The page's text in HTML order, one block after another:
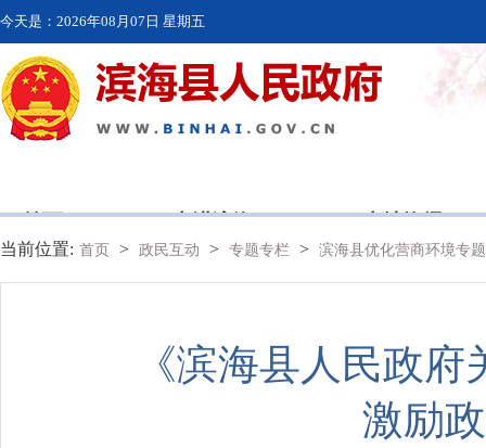
今天是： 2026年08月07日 星期五
首页 走进滨海 本地资讯
当前位置: 首页 > 政民互动 > 专题专栏 > 滨海县优化营商环境专
《滨海县人民政
激励